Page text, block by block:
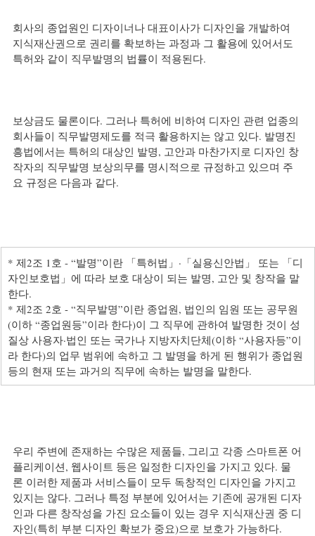
회사의 종업원인 디자이너나 대표이사가 디자인을 개발하여
지식재산권으로 권리를 확보하는 과정과 그 활용에 있어서도
특허와 같이 직무발명의 법률이 적용된다.
보상금도 물론이다. 그러나 특허에 비하여 디자인 관련 업종의
회사들이 직무발명제도를 적극 활용하지는 않고 있다. 발명진
흥법에서는 특허의 대상인 발명, 고안과 마찬가지로 디자인 창
작자의 직무발명 보상의무를 명시적으로 규정하고 있으며 주
요 규정은 다음과 같다.
* 제2조 1호 - “발명”이란 「특허법」·「실용신안법」 또는 「디
자인보호법」에 따라 보호 대상이 되는 발명, 고안 및 창작을 말
한다.
* 제2조 2호 - “직무발명”이란 종업원, 법인의 임원 또는 공무원
(이하 “종업원등”이라 한다)이 그 직무에 관하여 발명한 것이 성
질상 사용자·법인 또는 국가나 지방자치단체(이하 “사용자등”이
라 한다)의 업무 범위에 속하고 그 발명을 하게 된 행위가 종업원
등의 현재 또는 과거의 직무에 속하는 발명을 말한다.
우리 주변에 존재하는 수많은 제품들, 그리고 각종 스마트폰 어
플리케이션, 웹사이트 등은 일정한 디자인을 가지고 있다. 물
론 이러한 제품과 서비스들이 모두 독창적인 디자인을 가지고
있지는 않다. 그러나 특정 부분에 있어서는 기존에 공개된 디자
인과 다른 창작성을 가진 요소들이 있는 경우 지식재산권 중 디
자인(특히 부분 디자인 확보가 중요)으로 보호가 가능하다.